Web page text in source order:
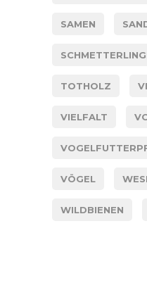
SAMEN
TOTHOLZ
VIELFALT
VÖGEL
WILDBIENEN